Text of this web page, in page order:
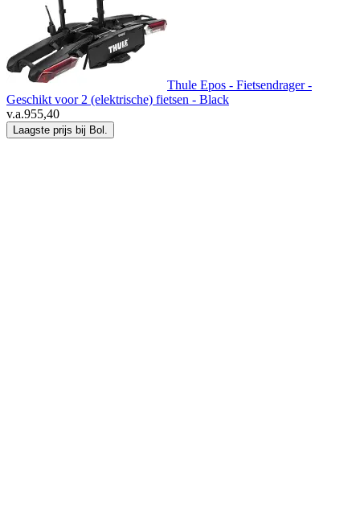
Thule Epos - Fietsendrager -
Geschikt voor 2 (elektrische) fietsen - Black
v.a.955,40
Laagste prijs bij Bol.